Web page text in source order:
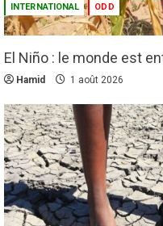
INTERNATIONAL
ODD
El Niño : le monde est
Hamid 1 août 2026
2
Culture
Pour
achètent
les
3 août
Agenda